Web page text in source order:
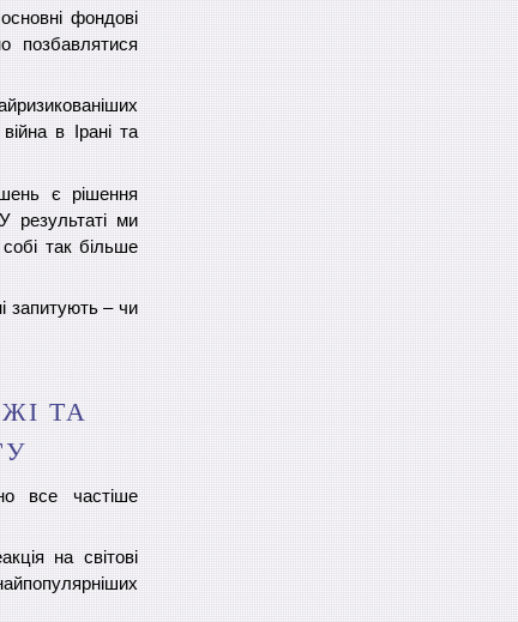
фондові
позбавлятися
в Ірані та
є рішення
результаті ми
так більше
запитують – чи
ТА
все частіше
на світові